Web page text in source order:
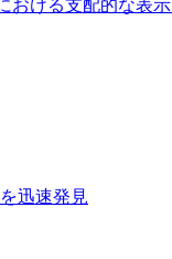
おける支配的な表
迅速発見